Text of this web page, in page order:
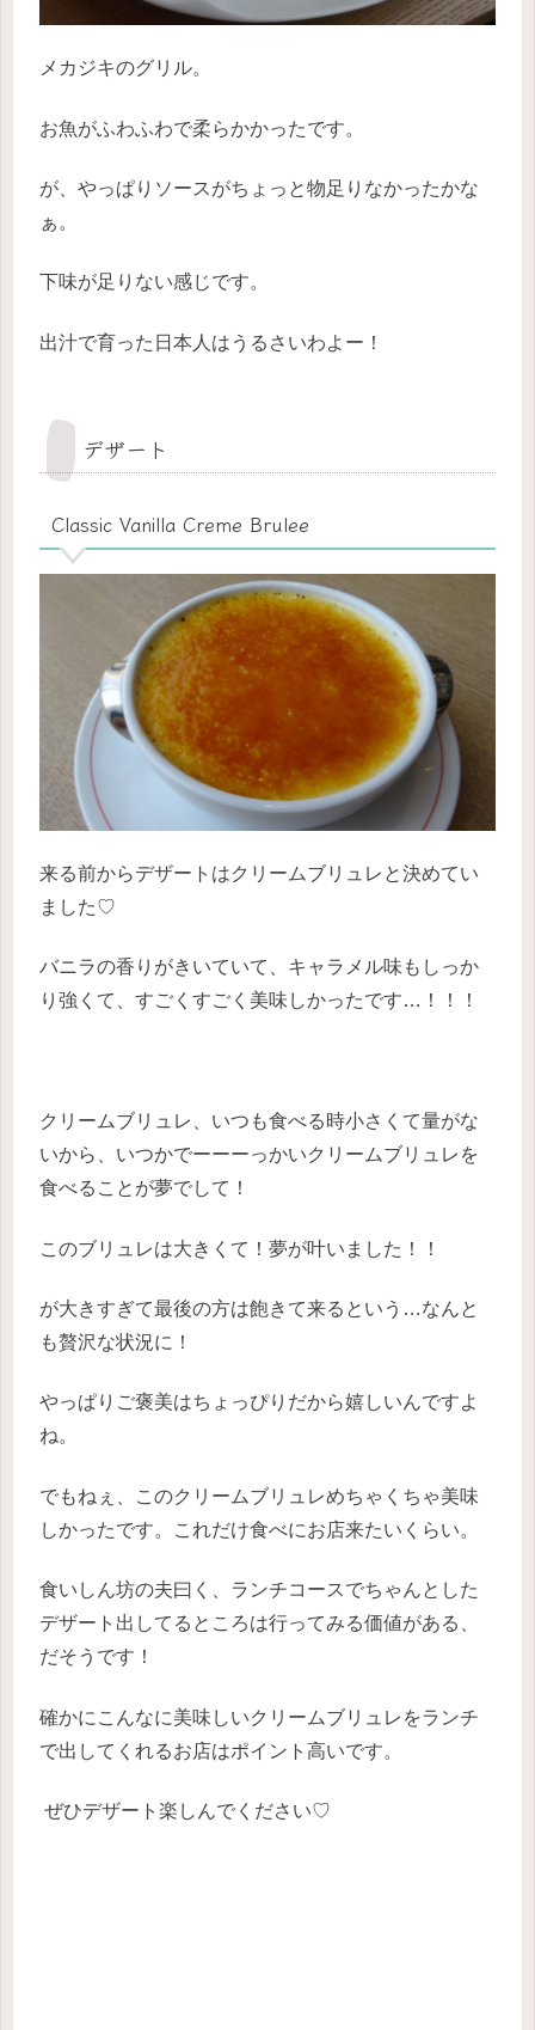
メカジキのグリル。
お魚がふわふわで柔らかかったです。
が、やっぱりソースがちょっと物足りなかったかな
ぁ。
下味が足りない感じです。
出汁で育った日本人はうるさいわよー！
デザート
Classic Vanilla Creme Brulee
来る前からデザートはクリームブリュレと決めてい
ました♡
バニラの香りがきいていて、キャラメル味もしっか
り強くて、すごくすごく美味しかったです…！！！
クリームブリュレ、いつも食べる時小さくて量がな
いから、いつかでーーーっかいクリームブリュレを
食べることが夢でして！
このブリュレは大きくて！夢が叶いました！！
が大きすぎて最後の方は飽きて来るという…なんと
も贅沢な状況に！
やっぱりご褒美はちょっぴりだから嬉しいんですよ
ね。
でもねぇ、このクリームブリュレめちゃくちゃ美味
しかったです。これだけ食べにお店来たいくらい。
食いしん坊の夫曰く、ランチコースでちゃんとした
デザート出してるところは行ってみる価値がある、
だそうです！
確かにこんなに美味しいクリームブリュレをランチ
で出してくれるお店はポイント高いです。
ぜひデザート楽しんでください♡